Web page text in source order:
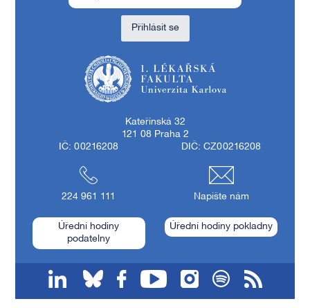
Přihlásit se
Kateřinská 32
121 08 Praha 2
IČ: 00216208
DIČ: CZ00216208
224 961 111 Napište nám
Úřední hodiny
podatelny
Úřední hodiny pokladny